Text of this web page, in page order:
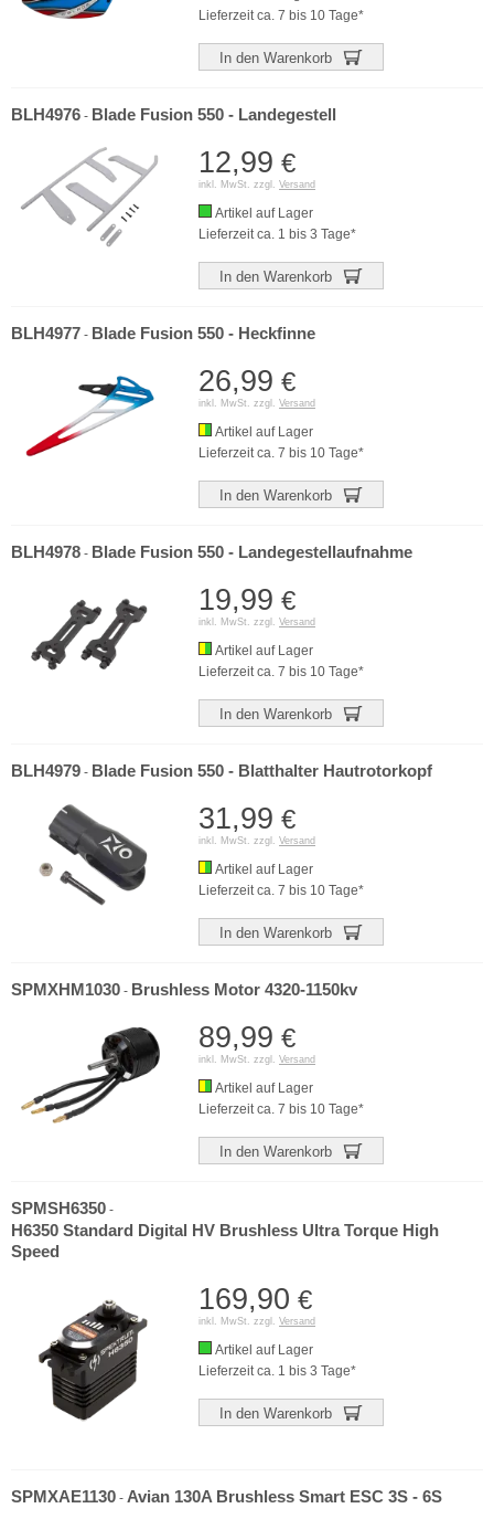
Lieferzeit ca. 7 bis 10 Tage*
In den Warenkorb
BLH4976 - Blade Fusion 550 - Landegestell
12,99 €
inkl. MwSt. zzgl. Versand
Artikel auf Lager
Lieferzeit ca. 1 bis 3 Tage*
In den Warenkorb
BLH4977 - Blade Fusion 550 - Heckfinne
26,99 €
inkl. MwSt. zzgl. Versand
Artikel auf Lager
Lieferzeit ca. 7 bis 10 Tage*
In den Warenkorb
BLH4978 - Blade Fusion 550 - Landegestellaufnahme
19,99 €
inkl. MwSt. zzgl. Versand
Artikel auf Lager
Lieferzeit ca. 7 bis 10 Tage*
In den Warenkorb
BLH4979 - Blade Fusion 550 - Blatthalter Hautrotorkopf
31,99 €
inkl. MwSt. zzgl. Versand
Artikel auf Lager
Lieferzeit ca. 7 bis 10 Tage*
In den Warenkorb
SPMXHM1030 - Brushless Motor 4320-1150kv
89,99 €
inkl. MwSt. zzgl. Versand
Artikel auf Lager
Lieferzeit ca. 7 bis 10 Tage*
In den Warenkorb
SPMSH6350 -
H6350 Standard Digital HV Brushless Ultra Torque High
Speed
169,90 €
inkl. MwSt. zzgl. Versand
Artikel auf Lager
Lieferzeit ca. 1 bis 3 Tage*
In den Warenkorb
SPMXAE1130 - Avian 130A Brushless Smart ESC 3S - 6S